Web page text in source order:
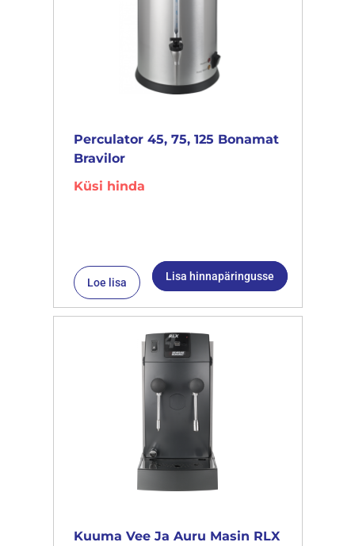
Perculator 45, 75, 125 Bonamat
Bravilor
Küsi hinda
Loe lisa Lisa hinnapäringusse
Kuuma Vee Ja Auru Masin RLX